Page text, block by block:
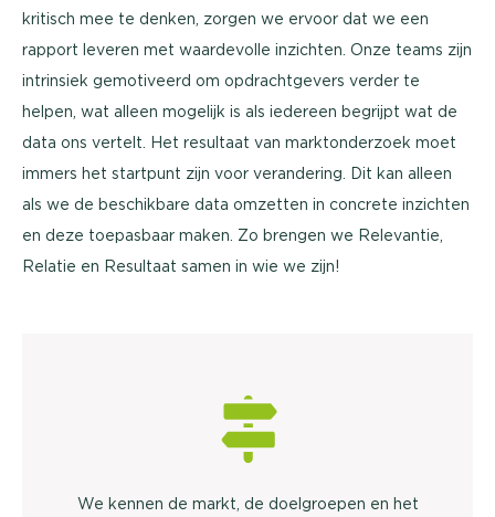
kritisch mee te denken, zorgen we ervoor dat we een
rapport leveren met waardevolle inzichten. Onze teams zijn
intrinsiek gemotiveerd om opdrachtgevers verder te
helpen, wat alleen mogelijk is als iedereen begrijpt wat de
data ons vertelt. Het resultaat van marktonderzoek moet
immers het startpunt zijn voor verandering. Dit kan alleen
als we de beschikbare data omzetten in concrete inzichten
en deze toepasbaar maken. Zo brengen we Relevantie,
Relatie en Resultaat samen in wie we zijn!
We kennen de markt, de doelgroepen en het